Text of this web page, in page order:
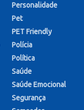
Personalidade
Pet
PET Friendly
Polícia
Política
Saúde
Saúde Emocional
Segurança